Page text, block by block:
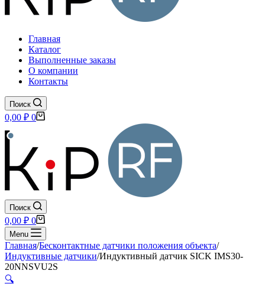
Главная
Каталог
Выполненные заказы
О компании
Контакты
Поиск
Корзина
0,00 ₽ 0
Поиск
Корзина
0,00 ₽ 0
Menu
Главная/Бесконтактные датчики положения объекта/
Индуктивные датчики/Индуктивный датчик SICK IMS30-
20NNSVU2S
🔍